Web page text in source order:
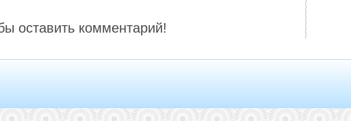
оставить комментарий!